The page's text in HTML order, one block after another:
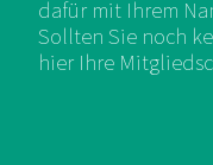
dafür mit Ihrem
Sollten Sie noch
hier Ihre